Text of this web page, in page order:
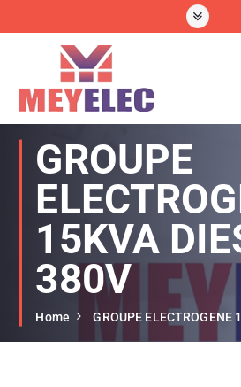
GROUPE
15KVA
380V
Home GROUPE ELECTROGENE